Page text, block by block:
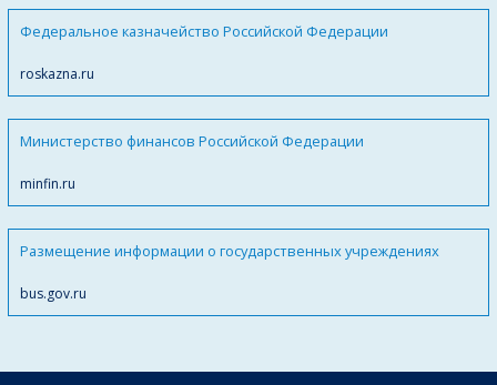
Федеральное казначейство Российской Федерации
roskazna.ru
Министерство финансов Российской Федерации
minfin.ru
Размещение информации о государственных учреждениях
bus.gov.ru